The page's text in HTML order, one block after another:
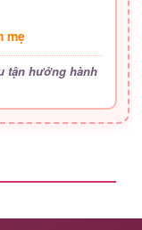
mẹ
tận hưởng hành